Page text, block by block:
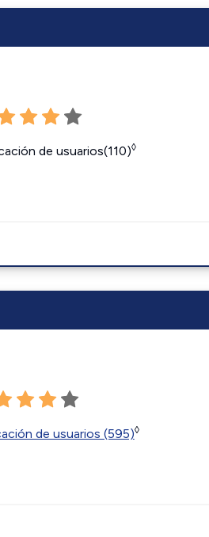
de usuarios(110)◊
de usuarios (595)◊